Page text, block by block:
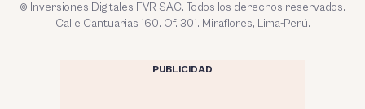
© Inversiones Digitales FVR SAC. Todos los derechos reservados.
Calle Cantuarias 160. Of. 301. Miraflores, Lima-Perú.
PUBLICIDAD